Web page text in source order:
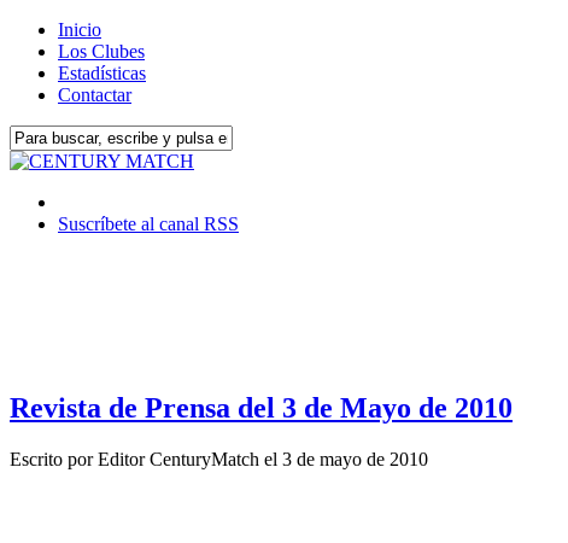
Inicio
Los Clubes
Estadísticas
Contactar
Suscríbete al canal RSS
Revista de Prensa del 3 de Mayo de 2010
Escrito porEditor CenturyMatch el 3 de mayo de 2010